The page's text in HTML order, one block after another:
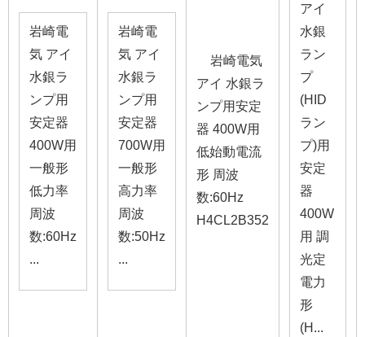
岩崎電
気 アイ
水銀ラ
ンプ用
安定器
400W用
一般形
低力率
周波
数:60Hz
岩崎電
気 アイ
水銀ラ
ンプ用
安定器
700W用
一般形
高力率
周波
数:50Hz
岩崎電気
アイ 水銀ラ
ンプ用安定
器 400W用
低始動電流
形 周波
数:60Hz
H4CL2B352
アイ
水銀
ラン
プ
(HID
ラン
プ)用
安定
器
400W
用 調
光定
電力
形
(H...